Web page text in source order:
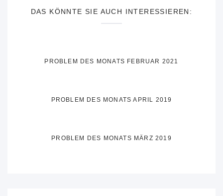
DAS KÖNNTE SIE AUCH INTERESSIEREN:
PROBLEM DES MONATS FEBRUAR 2021
PROBLEM DES MONATS APRIL 2019
PROBLEM DES MONATS MÄRZ 2019